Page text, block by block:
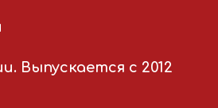
Выпускается с 2012